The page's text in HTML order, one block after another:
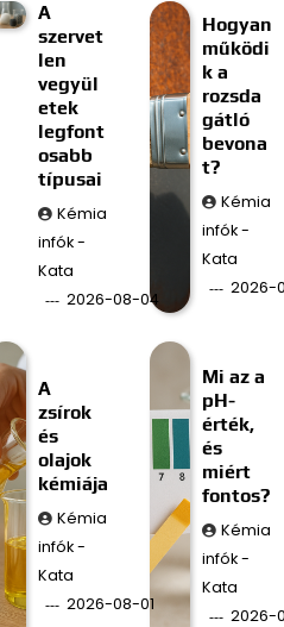
A
szervet
len
vegyül
etek
legfont
osabb
típusai
Kémia
infók -
Kata
2026-08-04
Hogyan
működi
k a
rozsda
gátló
bevona
t?
Kémia
infók -
Kata
2026-
A
zsírok
és
olajok
kémiája
Kémia
infók -
Kata
2026-08-01
Mi az a
pH-
érték,
és
miért
fontos?
Kémia
infók -
Kata
2026-